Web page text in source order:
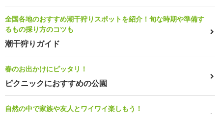
全国各地のおすすめ潮干狩りスポットを紹介！旬な時期や準備す
るもの採り方のコツも
潮干狩りガイド
春のお出かけにピッタリ！
ピクニックにおすすめの公園
自然の中で家族や友人とワイワイ楽しもう！